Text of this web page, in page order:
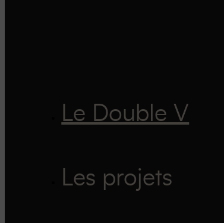
Le Double V
Les projets